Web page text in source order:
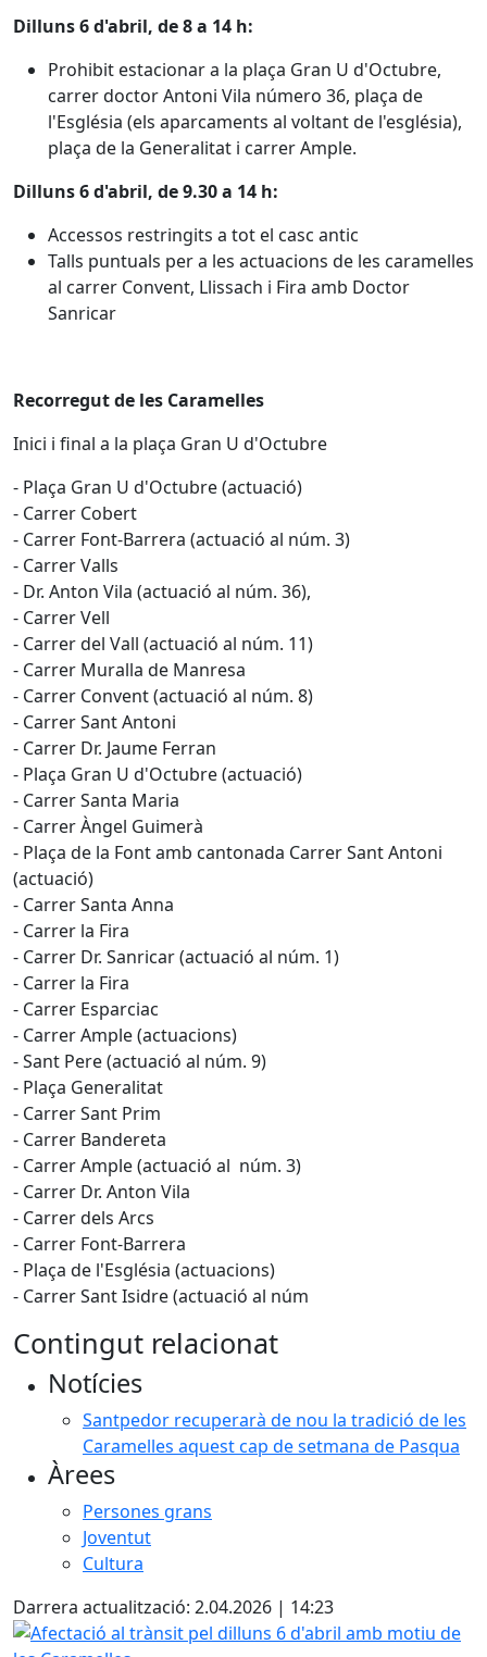
Dilluns 6 d'abril, de 8 a 14 h:
Prohibit estacionar a la plaça Gran U d'Octubre,
carrer doctor Antoni Vila número 36, plaça de
l'Església (els aparcaments al voltant de l'església),
plaça de la Generalitat i carrer Ample.
Dilluns 6 d'abril, de 9.30 a 14 h:
Accessos restringits a tot el casc antic
Talls puntuals per a les actuacions de les caramelles
al carrer Convent, Llissach i Fira amb Doctor
Sanricar
Recorregut de les Caramelles
Inici i final a la plaça Gran U d'Octubre
- Plaça Gran U d'Octubre (actuació)
- Carrer Cobert
- Carrer Font-Barrera (actuació al núm. 3)
- Carrer Valls
- Dr. Anton Vila (actuació al núm. 36),
- Carrer Vell
- Carrer del Vall (actuació al núm. 11)
- Carrer Muralla de Manresa
- Carrer Convent (actuació al núm. 8)
- Carrer Sant Antoni
- Carrer Dr. Jaume Ferran
- Plaça Gran U d'Octubre (actuació)
- Carrer Santa Maria
- Carrer Àngel Guimerà
- Plaça de la Font amb cantonada Carrer Sant Antoni
(actuació)
- Carrer Santa Anna
- Carrer la Fira
- Carrer Dr. Sanricar (actuació al núm. 1)
- Carrer la Fira
- Carrer Esparciac
- Carrer Ample (actuacions)
- Sant Pere (actuació al núm. 9)
- Plaça Generalitat
- Carrer Sant Prim
- Carrer Bandereta
- Carrer Ample (actuació al núm. 3)
- Carrer Dr. Anton Vila
- Carrer dels Arcs
- Carrer Font-Barrera
- Plaça de l'Església (actuacions)
- Carrer Sant Isidre (actuació al núm
Contingut relacionat
Notícies
Santpedor recuperarà de nou la tradició de les
Caramelles aquest cap de setmana de Pasqua
Àrees
Persones grans
Joventut
Cultura
Darrera actualització: 2.04.2026 | 14:23
Afectació al trànsit pel dilluns 6 d'abril amb motiu de les